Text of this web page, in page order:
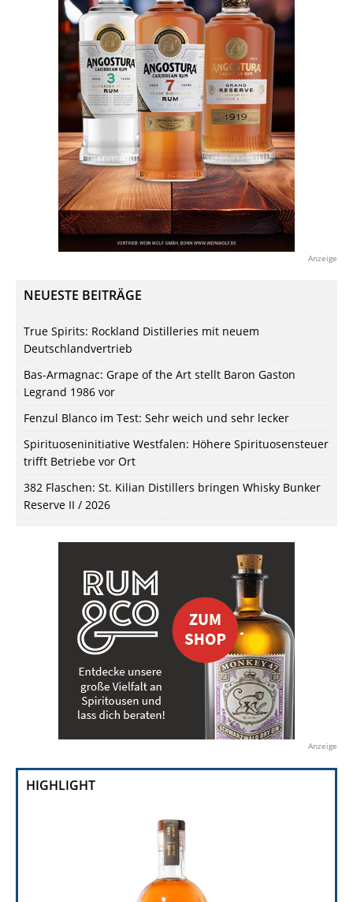
Anzeige
NEUESTE BEITRÄGE
True Spirits: Rockland Distilleries mit neuem
Deutschlandvertrieb
Bas-Armagnac: Grape of the Art stellt Baron Gaston
Legrand 1986 vor
Fenzul Blanco im Test: Sehr weich und sehr lecker
Spirituoseninitiative Westfalen: Höhere Spirituosensteuer
trifft Betriebe vor Ort
382 Flaschen: St. Kilian Distillers bringen Whisky Bunker
Reserve II / 2026
Anzeige
HIGHLIGHT